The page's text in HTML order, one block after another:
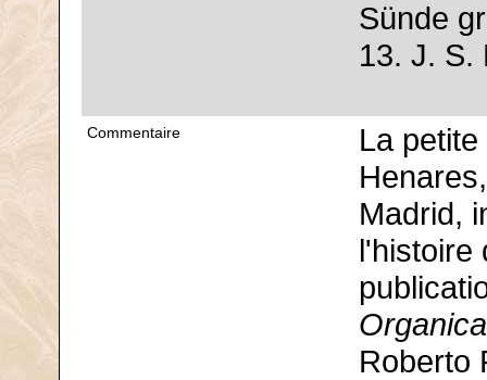
Sünde
13. J. S.
Commentaire
La
Madrid,
l'histoire
Organica
Roberto